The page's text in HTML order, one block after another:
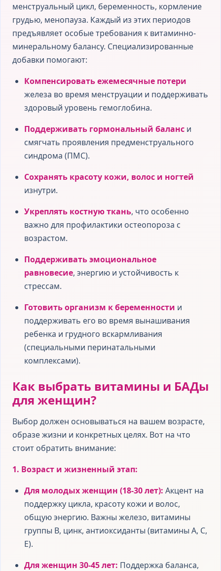
менструальный цикл, беременность, кормление
грудью, менопауза. Каждый из этих периодов
предъявляет особые требования к витаминно-
минеральному балансу. Специализированные
добавки помогают:
Компенсировать ежемесячные потери
железа во время менструации и поддерживать
здоровый уровень гемоглобина.
Поддерживать гормональный баланс и
смягчать проявления предменструального
синдрома (ПМС).
Сохранять красоту кожи, волос и ногтей
изнутри.
Укреплять костную ткань, что особенно
важно для профилактики остеопороза с
возрастом.
Поддерживать эмоциональное
равновесие, энергию и устойчивость к
стрессам.
Готовить организм к беременности и
поддерживать его во время вынашивания
ребенка и грудного вскармливания
(специальными перинатальными
комплексами).
Как выбрать витамины и БАДы
для женщин?
Выбор должен основываться на вашем возрасте,
образе жизни и конкретных целях. Вот на что
стоит обратить внимание:
1. Возраст и жизненный этап:
Для молодых женщин (18-30 лет): Акцент на
поддержку цикла, красоту кожи и волос,
общую энергию. Важны железо, витамины
группы B, цинк, антиоксиданты (витамины A, C,
E).
Для женщин 30-45 лет: Поддержка баланса,